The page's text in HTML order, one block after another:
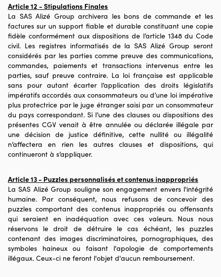
Article 12 - Stipulations Finales
La SAS Alizé Group archivera les bons de commande et les
factures sur un support fiable et durable constituant une copie
fidèle conformément aux dispositions de l’article 1348 du Code
civil. Les registres informatisés de la SAS Alizé Group seront
considérés par les parties comme preuve des communications,
commandes, paiements et transactions intervenus entre les
parties, sauf preuve contraire. La loi française est applicable
sans pour autant écarter l’application des droits législatifs
impératifs accordés aux consommateurs ou d’une loi impérative
plus protectrice par le juge étranger saisi par un consommateur
du pays correspondant. Si l’une des clauses ou dispositions des
présentes CGV venait à être annulée ou déclarée illégale par
une décision de justice définitive, cette nullité ou illégalité
n’affectera en rien les autres clauses et dispositions, qui
continueront à s’appliquer.
Article 13 - Puzzles personnalisés et contenus inappropriés
La SAS Alizé Group souligne son engagement envers l'intégrité
humaine. Par conséquent, nous refusons de concevoir des
puzzles comportant des contenus inappropriés ou offensants
qui seraient en inadéquation avec ces valeurs. Nous nous
réservons le droit de détruire le cas échéant, les puzzles
contenant des images discriminatoires, pornographiques, des
symboles haineux ou faisant l'apologie de comportements
illégaux. Ceux-ci ne feront l'objet d'aucun remboursement.